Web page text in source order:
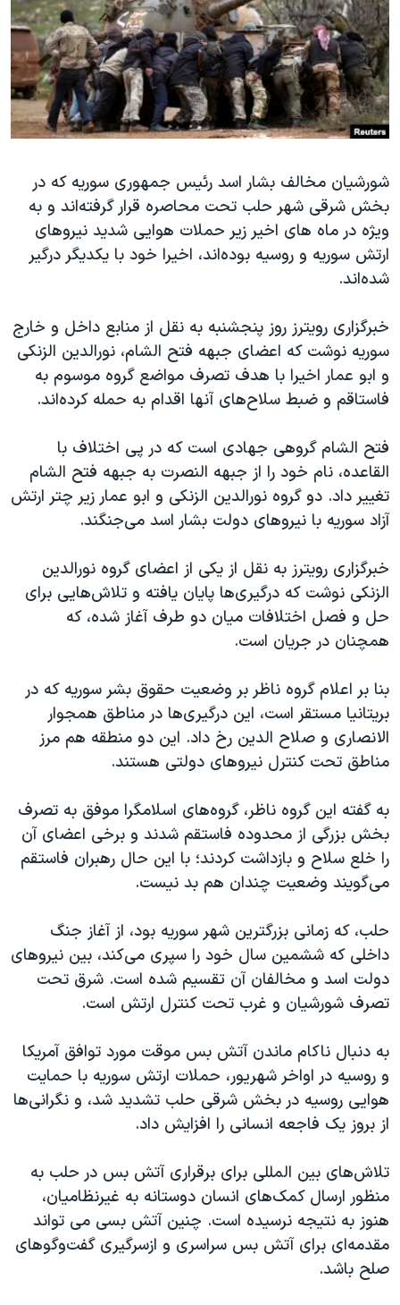
فرهنگ و زندگی
حقوق شهروندی
اقتصادی
علم و فناوری
گالری عکس
آرشیو پخش زنده
مستندها
انتخابات ریاست جمهوری آمریکا ۲۰۲۴
حمله جمهوری اسلامی به اسرائیل
رمز مهسا
اعتراضات زن، زندگی، آزادی
مجموعه مستندهای دادخواهی
تریبونال مردمی آبان ۹۸
دادگاه حمید نوری
قانون شفافیت دارائی کادر رهبری ایران
اعتراضات مردمی آبان ۹۸
اسرائیل در جنگ
همایش محافظه‌کاران آمریکا «سی‌پک»
صفحه‌های ویژه
سفر پرزیدنت ترامپ به چین
دنبال کنید
زبانهای مختلف
شورشیان مخالف بشار اسد رئیس جمهوری سوریه که در
بخش شرقی شهر حلب تحت محاصره قرار گرفته‌اند و به
ویژه در ماه های اخیر زیر حملات هوایی شدید نیروهای
ارتش سوریه و روسیه بوده‌اند، اخیرا خود با یکدیگر درگیر
شده‌اند.
خبرگزاری رویترز روز پنجشنبه به نقل از منابع داخل و خارج
سوریه نوشت که اعضای جبهه فتح الشام، نورالدین الزنکی
و ابو عمار اخیرا با هدف تصرف مواضع گروه موسوم به
فاستاقم و ضبط سلاح‌های آنها اقدام به حمله کرده‌اند.
فتح الشام گروهی جهادی است که در پی اختلاف با
القاعده، نام خود را از جبهه النصرت به جبهه فتح الشام
تغییر داد. دو گروه‌ نورالدین الزنکی و ابو عمار زیر چتر ارتش
آزاد سوریه با نیروهای دولت بشار اسد می‌جنگند.
خبرگزاری رویترز به نقل از یکی از اعضای گروه نورالدین
الزنکی نوشت که درگیری‌ها پایان یافته و تلاش‌هایی برای
حل و فصل اختلافات میان دو طرف آغاز شده، که
همچنان در جریان است.
بنا بر اعلام گروه ناظر بر وضعیت حقوق بشر سوریه که در
بریتانیا مستقر است، این درگیری‌ها در مناطق همجوار
الانصاری و صلاح الدین رخ داد. این دو منطقه هم مرز
مناطق تحت کنترل نیروهای دولتی هستند.
به گفته این گروه ناظر، گروه‌های اسلامگرا موفق به تصرف
بخش بزرگی از محدوده فاستقم شدند و برخی اعضای آن
را خلع سلاح و بازداشت کردند؛ با این حال رهبران فاستقم
می‌گویند وضعیت چندان هم بد نیست.
حلب، که زمانی بزرگترین شهر سوریه بود، از آغاز جنگ
داخلی که ششمین سال خود را سپری می‌کند، بین نیروهای
دولت اسد و مخالفان آن تقسیم شده است. شرق تحت
تصرف شورشیان و غرب تحت کنترل ارتش است.
به دنبال ناکام ماندن آتش بس موقت مورد توافق آمریکا
و روسیه در اواخر شهریور، حملات ارتش سوریه با حمایت
هوایی روسیه در بخش شرقی حلب تشدید شد، و نگرانی‌ها
از بروز یک فاجعه انسانی را افزایش داد.
تلاش‌های بین المللی برای برقراری آتش بس در حلب به
منظور ارسال کمک‌های انسان دوستانه به غیرنظامیان،
هنوز به نتیجه نرسیده است. چنین آتش بسی می تواند
مقدمه‌ای برای آتش بس سراسری و ازسرگیری گفت‌وگوهای
صلح باشد.